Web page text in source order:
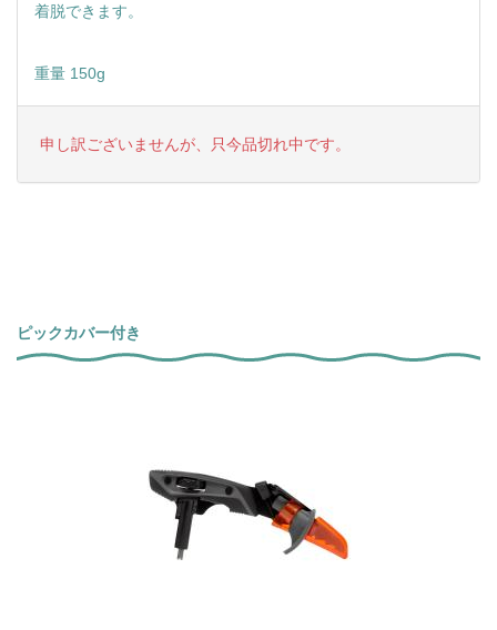
着脱できます。
重量 150g
申し訳ございませんが、只今品切れ中です。
ピックカバー付き